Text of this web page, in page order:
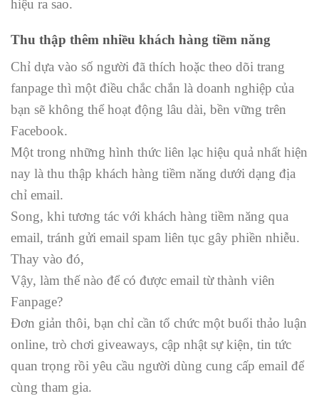
hiệu ra sao.
Thu thập thêm nhiều khách hàng tiềm năng
Chỉ dựa vào số người đã thích hoặc theo dõi trang
fanpage thì một điều chắc chắn là doanh nghiệp của
bạn sẽ không thể hoạt động lâu dài, bền vững trên
Facebook.
Một trong những hình thức liên lạc hiệu quả nhất hiện
nay là thu thập khách hàng tiềm năng dưới dạng địa
chỉ email.
Song, khi tương tác với khách hàng tiềm năng qua
email, tránh gửi email spam liên tục gây phiền nhiễu.
Thay vào đó,
Vậy, làm thế nào để có được email từ thành viên
Fanpage?
Đơn giản thôi, bạn chỉ cần tổ chức một buổi thảo luận
online, trò chơi giveaways, cập nhật sự kiện, tin tức
quan trọng rồi yêu cầu người dùng cung cấp email để
cùng tham gia.